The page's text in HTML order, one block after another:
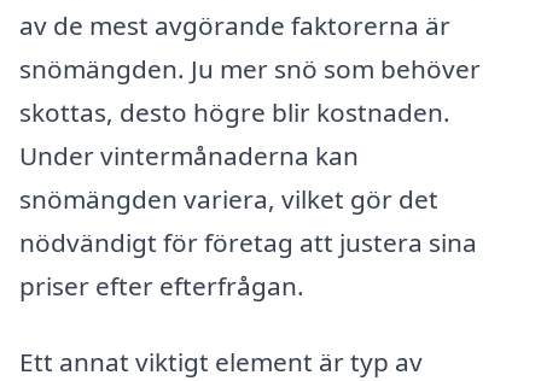
av de mest avgörande faktorerna är
snömängden. Ju mer snö som behöver
skottas, desto högre blir kostnaden.
Under vintermånaderna kan
snömängden variera, vilket gör det
nödvändigt för företag att justera sina
priser efter efterfrågan.
Ett annat viktigt element är typ av